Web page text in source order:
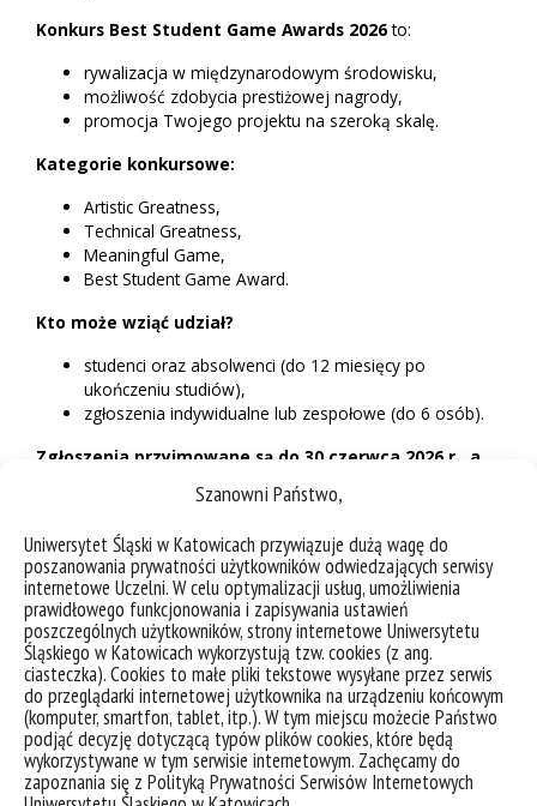
Szanowni Państwo,
Uniwersytet Śląski w Katowicach przywiązuje dużą wagę do
poszanowania prywatności użytkowników odwiedzających serwisy
internetowe Uczelni. W celu optymalizacji usług, umożliwienia
prawidłowego funkcjonowania i zapisywania ustawień
poszczególnych użytkowników, strony internetowe Uniwersytetu
Śląskiego w Katowicach wykorzystują tzw. cookies (z ang.
ciasteczka). Cookies to małe pliki tekstowe wysyłane przez serwis
do przeglądarki internetowej użytkownika na urządzeniu końcowym
(komputer, smartfon, tablet, itp.). W tym miejscu możecie Państwo
podjąć decyzję dotyczącą typów plików cookies, które będą
wykorzystywane w tym serwisie internetowym. Zachęcamy do
zapoznania się z Polityką Prywatności Serwisów Internetowych
Konkurs Best Student Game Awards 2026to:
rywalizacja w międzynarodowym środowisku,
możliwość zdobycia prestiżowej nagrody,
promocja Twojego projektu na szeroką skalę.
Kategorie konkursowe:
Artistic Greatness,
Technical Greatness,
Meaningful Game,
Best Student Game Award.
Kto może wziąć udział?
studenci oraz absolwenci (do 12 miesięcy po
ukończeniu studiów),
zgłoszenia indywidualne lub zespołowe (do 6 osób).
Zgłoszenia przyjmowane są do 30 czerwca 2026 r., a
udział w całym wydarzeniu jest całkowicie bezpłatny
Pamiętaj, że finałowe projekty zostaną zaprezentowane „na
żywo” podczas wielkiego finału w Warszawie!
To wyjątkowa okazja, by zdobyć doświadczenie,
zaprezentować swoje umiejętności i wejść do branży gier
wideo.
Szczegóły oraz formularz zgłoszeniowy znajdziesz na
stronie organizatora.Nie przegap swojej szansy – pokaż
swoją grę światu!